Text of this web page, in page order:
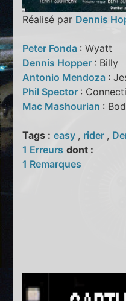
Réalisé par Dennis
Peter Fonda : Wyatt
Dennis Hopper : Billy
Antonio Mendoza :
Phil Spector :
Mac Mashourian :
Tags : easy , rider ,
1 Erreurs dont :
1 Remarques